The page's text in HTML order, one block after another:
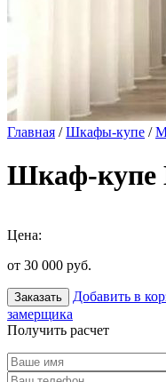
Главная /Шкафы-купе /
Шкаф-купе
Цена:
от 30 000 руб.
Заказать Добавить в
замерщика
Получить расчет